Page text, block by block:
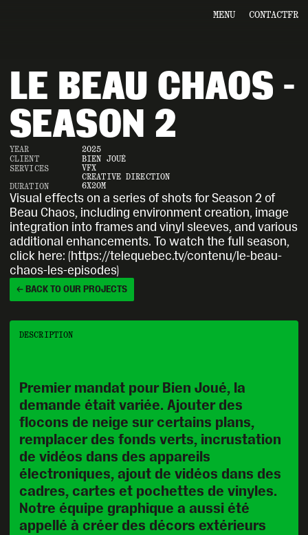
CONTACTFR
MENU
LE BEAU CHAOS -
SEASON 2
YEAR
2025
CLIENT
BIEN JOUÉ
SERVICES
VFX
CREATIVE DIRECTION
DURATION
6X20M
Visual effects on a series of shots for Season 2 of
Beau Chaos, including environment creation, image
integration into frames and vinyl sleeves, and various
additional enhancements. To watch the full season,
click here: (https://telequebec.tv/contenu/le-beau-
chaos-les-episodes)
← BACK TO OUR PROJECTS
DESCRIPTION
Premier mandat pour Bien Joué, la
demande était variée. Ajouter des
flocons de neige sur certains plans,
remplacer des fonds verts, incrustation
de vidéos dans des appareils
électroniques, ajout de vidéos dans des
cadres, cartes et pochettes de vinyles.
Notre équipe graphique a aussi été
appellé à créer des décors extérieurs